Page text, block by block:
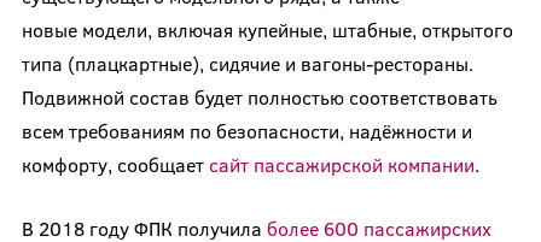
новые модели, включая купейные, штабные, открытого
типа (плацкартные), сидячие и вагоны-рестораны.
Подвижной состав будет полностью соответствовать
всем требованиям по безопасности, надёжности и
комфорту, сообщает сайт пассажирской компании.
В 2018 году ФПК получила более 600 пассажирских